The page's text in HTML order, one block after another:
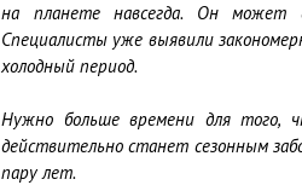
на планете навсегда. Он может
Специалисты уже выявили
холодный период.
Нужно больше времени для того,
действительно станет сезонным
пару лет.